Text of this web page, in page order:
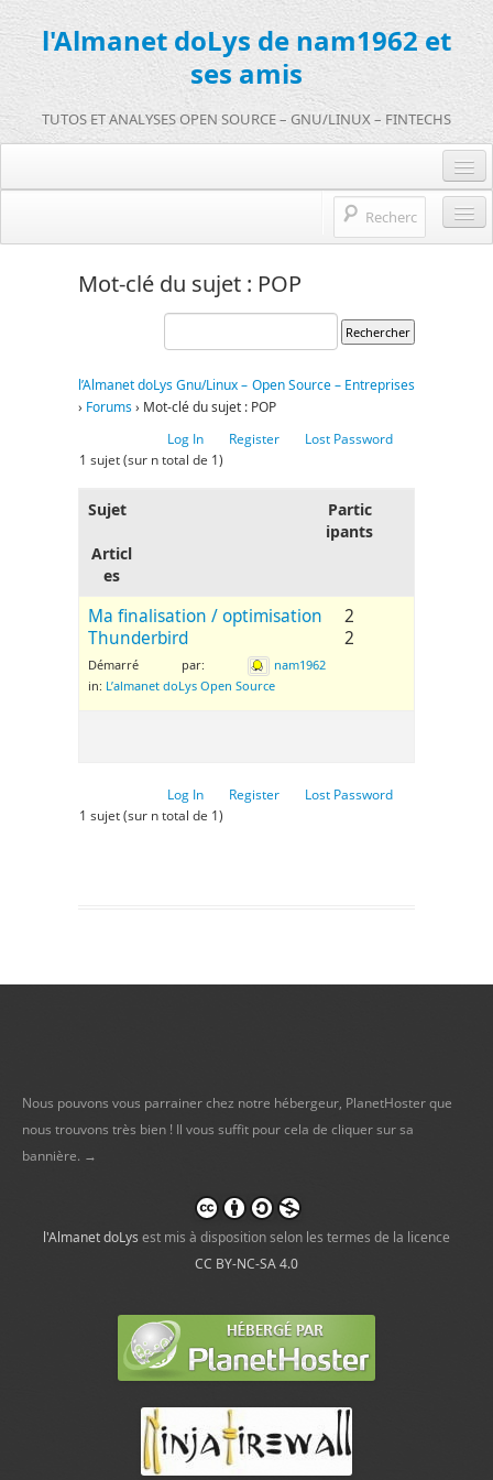
l'Almanet doLys de nam1962 et
ses amis
TUTOS ET ANALYSES OPEN SOURCE – GNU/LINUX – FINTECHS
Je m’inscris sur doLys !
Une question ? Hop !
Open source et entreprises
Références de l’Almanet
Mot-clé du sujet : POP
l’Almanet doLys Gnu/Linux – Open Source – Entreprises
› Forums› Mot-clé du sujet : POP
Log In
Register
Lost Password
1 sujet (sur n total de 1)
Sujet
Partic
ipants
Articl
es
Ma finalisation / optimisation
Thunderbird
Démarré par:
nam1962
in: L’almanet doLys Open Source
2
2
Log In Register
Lost Password
1 sujet (sur n total de 1)
Nous pouvons vous parrainer chez notre hébergeur, PlanetHoster que
nous trouvons très bien ! Il vous suffit pour cela de cliquer sur sa
bannière. →
l'Almanet doLys est mis à disposition selon les termes de la licence
CC BY-NC-SA 4.0